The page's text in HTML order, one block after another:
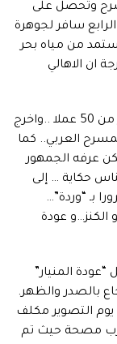
وتحصل على
اجل الفن الرابع سافر لجوهرة
من مياه بحر
ان الاهالي
انخرط مراد في الفرقة القارة هناك و انجز اكثر من 50 عملا ..واخرج
العربي.. كما
عرفه الجمهور
حكاية … إلى
بـ “وردة”…
عودة
المنيار”
بالصدر والظهر.
التصوير مكلف
مصحة حيث تم